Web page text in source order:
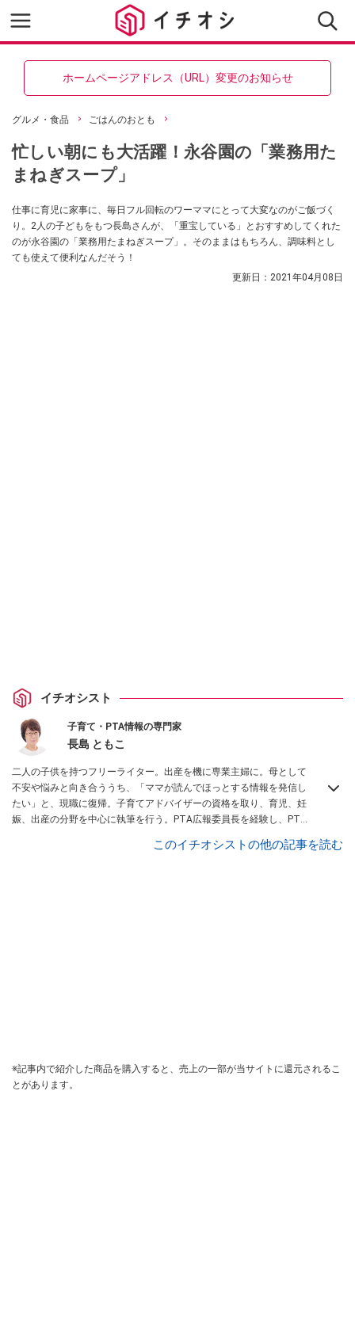
ホームページアドレス（URL）変更のお知らせ
グルメ・食品 ごはんのおとも
忙しい朝にも大活躍！永谷園の「業務用た
まねぎスープ」
仕事に育児に家事に、毎日フル回転のワーママにとって大変なのがご飯づく
り。2人の子どもをもつ長島さんが、「重宝している」とおすすめしてくれた
のが永谷園の「業務用たまねぎスープ」。そのままはもちろん、調味料とし
ても使えて便利なんだそう！
更新日： 2021年04月08日
イチオシスト
子育て・PTA情報の専門家
長島 ともこ
二人の子供を持つフリーライター。出産を機に専業主婦に。母として
不安や悩みと向き合ううち、「ママが読んでほっとする情報を発信し
たい」と、現職に復帰。子育てアドバイザーの資格を取り、育児、妊
娠、出産の分野を中心に執筆を行う。PTA広報委員長を経験し、PTA
このイチオシストの他の記事を読む
※記事内で紹介した商品を購入すると、売上の一部が当サイトに還元されるこ
とがあります。